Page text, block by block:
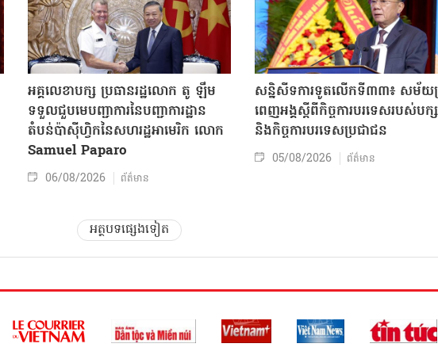
អគ្គលេខាបក្ស ប្រធានរដ្ឋលោក តូ ឡឹម
ទទួលជួបមេបញ្ជាការនៃបញ្ជាការដ្ឋាន
តំបន់ប៉ាស៊ីហ្វិកនៃសហរដ្ឋអាមេរិក លោក
Samuel Paparo
06/08/2026 ព័ត៌មាន
សន្និសីទការទូតលើកទី៣៣៖ សម័យ
ពេញអង្គស្តីពីកិច្ច​ការបរទេសរបស់​បក្ស
និងកិច្ច​ការបរទេសប្រជាជន
05/08/2026 ព័ត៌មាន
អត្ថបទផ្សេងទៀត